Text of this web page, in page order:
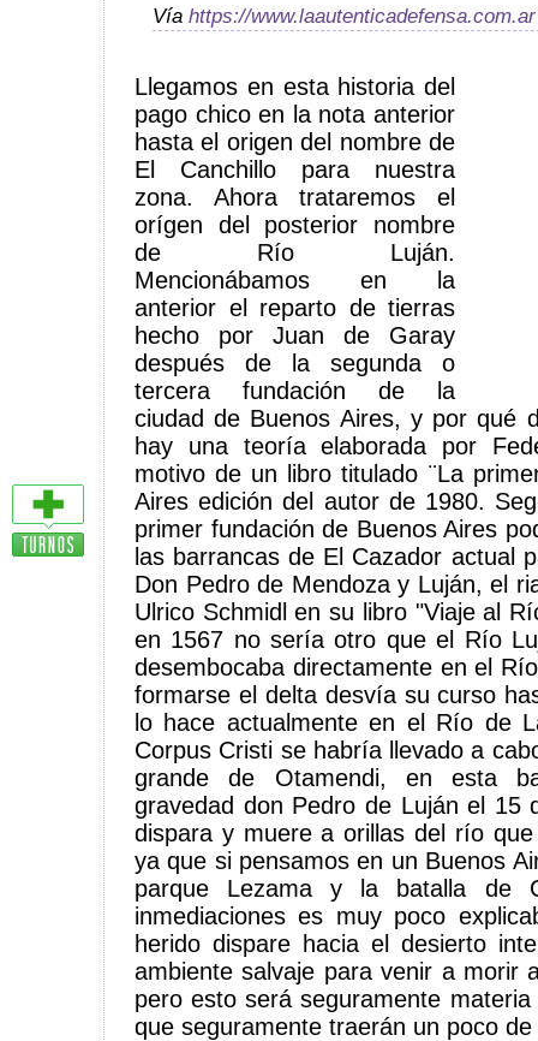
Vía https://www.laautenticadefensa.com.ar
Llegamos en esta historia del
pago chico en la nota anterior
hasta el origen del nombre de
El Canchillo para nuestra
zona. Ahora trataremos el
orígen del posterior nombre
de Río Luján.
Mencionábamos en la
anterior el reparto de tierras
hecho por Juan de Garay
después de la segunda o
tercera fundación de la
ciudad de Buenos Aires, y por qué
hay una teoría elaborada por
motivo de un libro titulado ¨La
Aires edición del autor de 1980.
primer fundación de Buenos Aires
las barrancas de El Cazador actual
Don Pedro de Mendoza y Luján, el
Ulrico Schmidl en su libro "Viaje al
en 1567 no sería otro que el Río
desembocaba directamente en el
formarse el delta desvía su curso
lo hace actualmente en el Río de
Corpus Cristi se habría llevado a
grande de Otamendi, en esta
gravedad don Pedro de Luján el 15
dispara y muere a orillas del río
ya que si pensamos en un Buenos
parque Lezama y la batalla de
inmediaciones es muy poco
herido dispare hacia el desierto
ambiente salvaje para venir a morir
pero esto será seguramente
que seguramente traerán un poco